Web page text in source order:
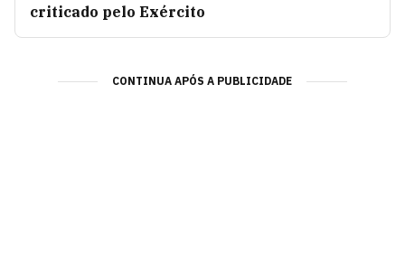
criticado pelo Exército
CONTINUA APÓS A PUBLICIDADE